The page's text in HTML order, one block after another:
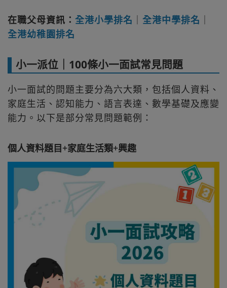
在職父母資訊： 全港小學排名 全港中學排名
全港幼稚園排名
小一派位｜100條小一面試常見問題
小一面試的問題主要分為六大類，包括個人資料、
家庭生活、認知能力、語言表達、數學基礎及應變
能力。以下是部分常見問題範例：
個人資料題目+家庭生活類+興趣